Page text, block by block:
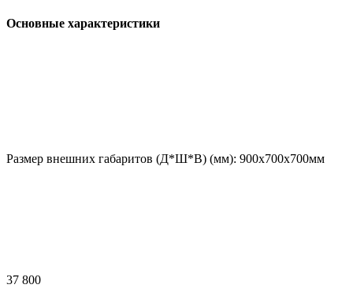
Основные характеристики
Размер внешних габаритов (Д*Ш*В) (мм): 900х700х700мм
37 800